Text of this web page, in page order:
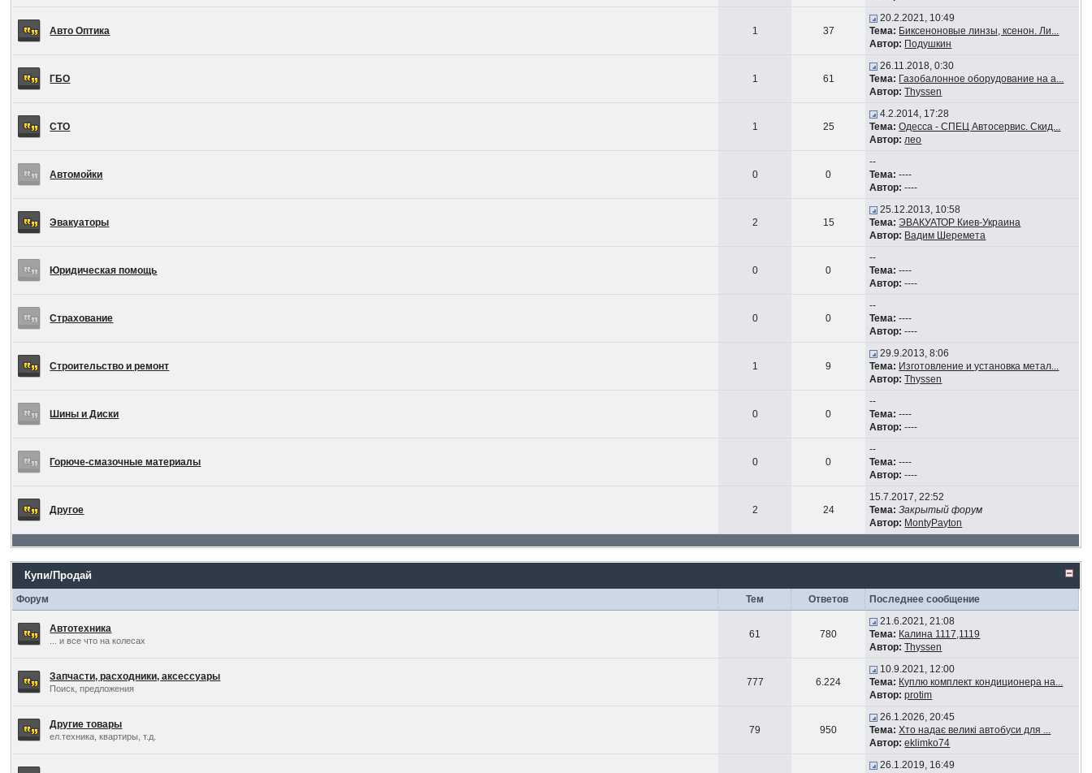
Авто Оптика 1 37
20.2.2021, 10:49
Тема: Биксеноновые линзы, ксенон. Ли...
Автор: Подушкин
ГБО 1 61
26.11.2018, 0:30
Тема: Газобалонное оборудование на а...
Автор: Thyssen
СТО 1 25
4.2.2014, 17:28
Тема: Одесса - СПЕЦ Автосервис. Скид...
Автор: лео
Автомойки 0 0
--
Тема: ----
Автор: ----
Эвакуаторы 2 15
25.12.2013, 10:58
Тема: ЭВАКУАТОР Киев-Украина
Автор: Вадим Шеремета
Юридическая помощь 0 0
--
Тема: ----
Автор: ----
Страхование 0 0
--
Тема: ----
Автор: ----
Строительство и ремонт 1 9
29.9.2013, 8:06
Тема: Изготовление и установка метал...
Автор: Thyssen
Шины и Диски 0 0
--
Тема: ----
Автор: ----
Горюче-смазочные материалы 0 0
--
Тема: ----
Автор: ----
Другое 2 24
15.7.2017, 22:52
Тема: Закрытый форум
Автор: MontyPayton
Купи/Продай
Форум Тем Ответов Последнее сообщение
Автотехника
... и все что на колесах
61 780
21.6.2021, 21:08
Тема: Калина 1117,1119
Автор: Thyssen
Запчасти, расходники, аксессуары
Поиск, предложения
777 6.224
10.9.2021, 12:00
Тема: Куплю комплект кондиционера на...
Автор: protim
Другие товары
ел.техника, квартиры, т.д.
79 950
26.1.2026, 20:45
Тема: Хто надає великі автобуси для ...
Автор: eklimko74
26.1.2019, 16:49